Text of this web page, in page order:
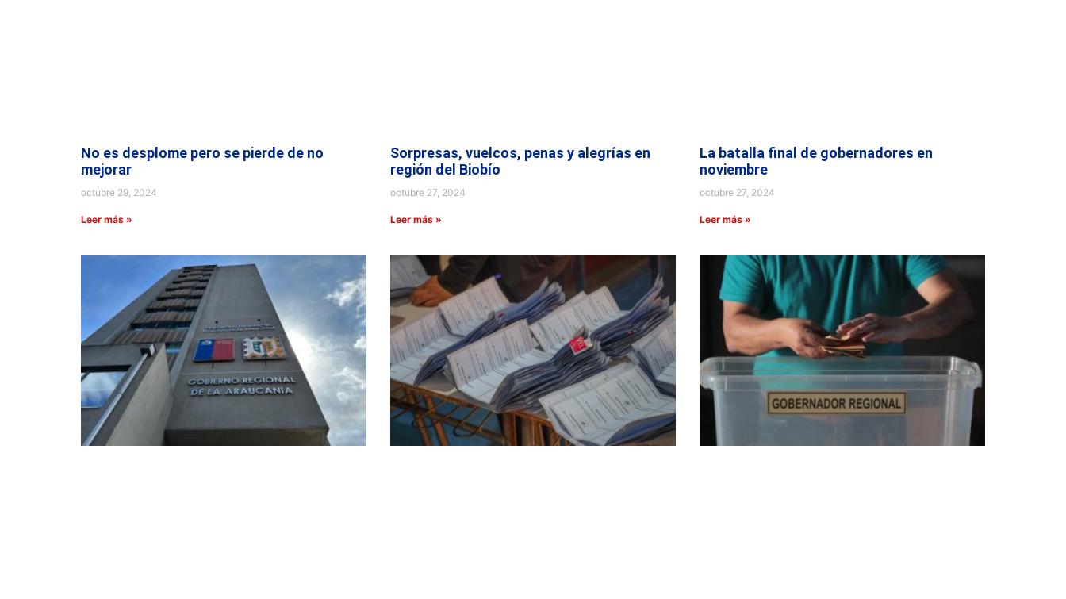
No es desplome pero se pierde de no
mejorar
octubre 29, 2024
Leer más »
Sorpresas, vuelcos, penas y alegrías en
región del Biobío
octubre 27, 2024
Leer más »
La batalla final de gobernadores en
noviembre
octubre 27, 2024
Leer más »